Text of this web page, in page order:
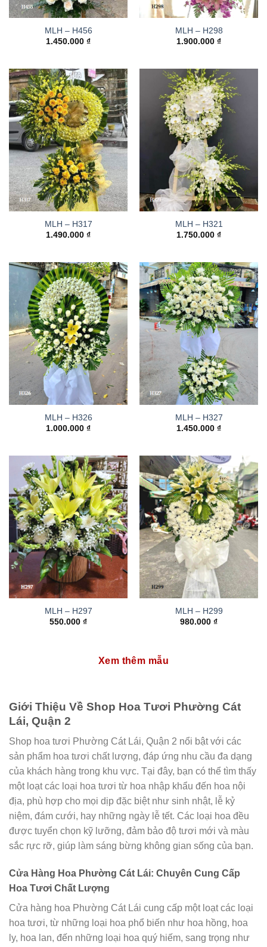
MLH – H456
1.450.000 ₫
MLH – H298
1.900.000 ₫
MLH – H317
1.490.000 ₫
MLH – H321
1.750.000 ₫
MLH – H326
1.000.000 ₫
MLH – H327
1.450.000 ₫
MLH – H297
550.000 ₫
MLH – H299
980.000 ₫
Xem thêm mẫu
Giới Thiệu Về Shop Hoa Tươi Phường Cát
Lái, Quận 2
Shop hoa tươi Phường Cát Lái, Quận 2 nổi bật với các
sản phẩm hoa tươi chất lượng, đáp ứng nhu cầu đa dạng
của khách hàng trong khu vực. Tại đây, bạn có thể tìm thấy
một loạt các loại hoa tươi từ hoa nhập khẩu đến hoa nội
địa, phù hợp cho mọi dịp đặc biệt như sinh nhật, lễ kỷ
niệm, đám cưới, hay những ngày lễ tết. Các loại hoa đều
được tuyển chọn kỹ lưỡng, đảm bảo độ tươi mới và màu
sắc rực rỡ, giúp làm sáng bừng không gian sống của bạn.
Cửa Hàng Hoa Phường Cát Lái: Chuyên Cung Cấp
Hoa Tươi Chất Lượng
Cửa hàng hoa Phường Cát Lái cung cấp một loạt các loại
hoa tươi, từ những loại hoa phổ biến như hoa hồng, hoa
ly, hoa lan, đến những loại hoa quý hiếm, sang trọng như